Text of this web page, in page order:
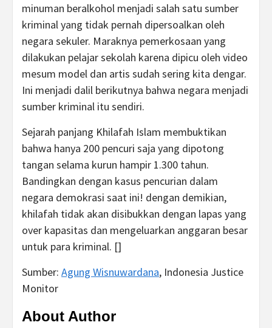
minuman beralkohol menjadi salah satu sumber
kriminal yang tidak pernah dipersoalkan oleh
negara sekuler. Maraknya pemerkosaan yang
dilakukan pelajar sekolah karena dipicu oleh video
mesum model dan artis sudah sering kita dengar.
Ini menjadi dalil berikutnya bahwa negara menjadi
sumber kriminal itu sendiri.
Sejarah panjang Khilafah Islam membuktikan
bahwa hanya 200 pencuri saja yang dipotong
tangan selama kurun hampir 1.300 tahun.
Bandingkan dengan kasus pencurian dalam
negara demokrasi saat ini! dengan demikian,
khilafah tidak akan disibukkan dengan lapas yang
over kapasitas dan mengeluarkan anggaran besar
untuk para kriminal. []
Sumber: Agung Wisnuwardana, Indonesia Justice
Monitor
About Author